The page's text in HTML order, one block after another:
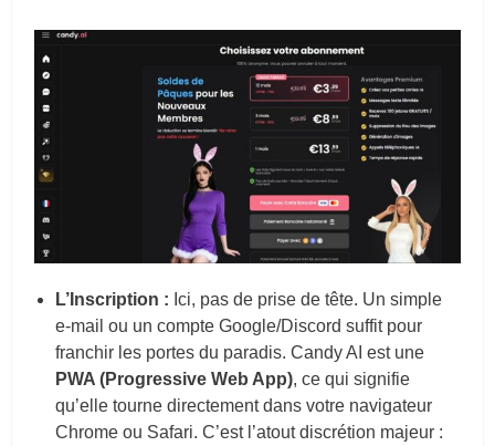
L’Inscription : Ici, pas de prise de tête. Un simple
e-mail ou un compte Google/Discord suffit pour
franchir les portes du paradis. Candy AI est une
PWA (Progressive Web App), ce qui signifie
qu’elle tourne directement dans votre navigateur
Chrome ou Safari. C’est l’atout discrétion majeur :